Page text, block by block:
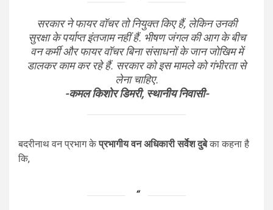
सरकार ने फायर वॉचर तो नियुक्त किए हैं, लेकिन उनकी
सुरक्षा के पर्याप्त इंतजाम नहीं हैं. भीषण जंगल की आग के बीच
वन कर्मी और फायर वॉचर बिना संसाधनों के जान जोखिम में
डालकर काम कर रहे हैं. सरकार को इस मामले को गंभीरता से
लेना चाहिए.
-कमल किशोर डिमरी, स्थानीय निवासी-
बदरीनाथ वन प्रभाग केप्रभागीय वन अधिकारी सर्वेश दुबेका कहना है
कि,